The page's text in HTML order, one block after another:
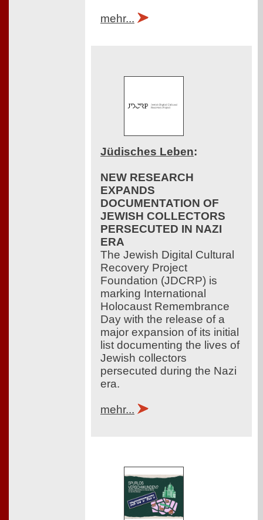
mehr...
Jüdisches Leben:
NEW RESEARCH
EXPANDS
DOCUMENTATION OF
JEWISH COLLECTORS
PERSECUTED IN NAZI
ERA
The Jewish Digital Cultural
Recovery Project
Foundation (JDCRP) is
marking International
Holocaust Remembrance
Day with the release of a
major expansion of its initial
list documenting the lives of
Jewish collectors
persecuted during the Nazi
era.
mehr...